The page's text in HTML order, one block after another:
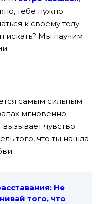
тебе нужно
к своему телу.
искать? Мы научим
самым сильным
мгновенно
вызывает чувство
того, что ты нашла
Не
того, что